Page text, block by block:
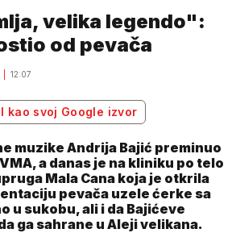
velika legendo":
od pevača
12:07
kao svoj Google izvor
muzike Andrija Bajić preminuo
a danas je na kliniku po telo
Mala Cana koja je otkrila
pevača uzele ćerke sa
u sukobu, ali i da Bajićeve
ga sahrane u Aleji velikana.